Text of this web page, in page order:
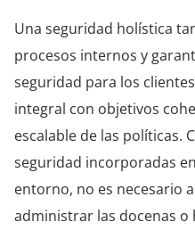
Una seguridad holística
procesos internos y
seguridad para los
integral con objetivos
escalable de las políticas.
seguridad incorporadas
entorno, no es necesario
administrar las docenas